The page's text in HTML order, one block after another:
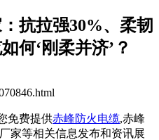
抗拉强30%、柔韧
何‘刚柔并济’？
免费提供赤峰防火电缆,赤峰
家等相关信息发布和资讯展